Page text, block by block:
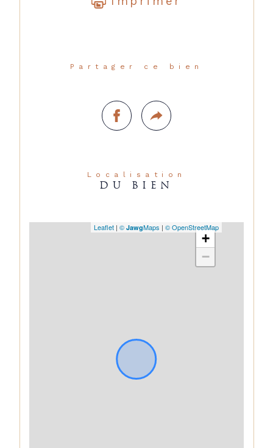
Partager ce bien
Localisation
DU BIEN
+
−
Leaflet | © JawgMaps | © OpenStreetMap